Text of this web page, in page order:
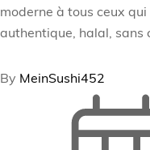
moderne à tous ceux
authentique, halal, sans
By MeinSushi452